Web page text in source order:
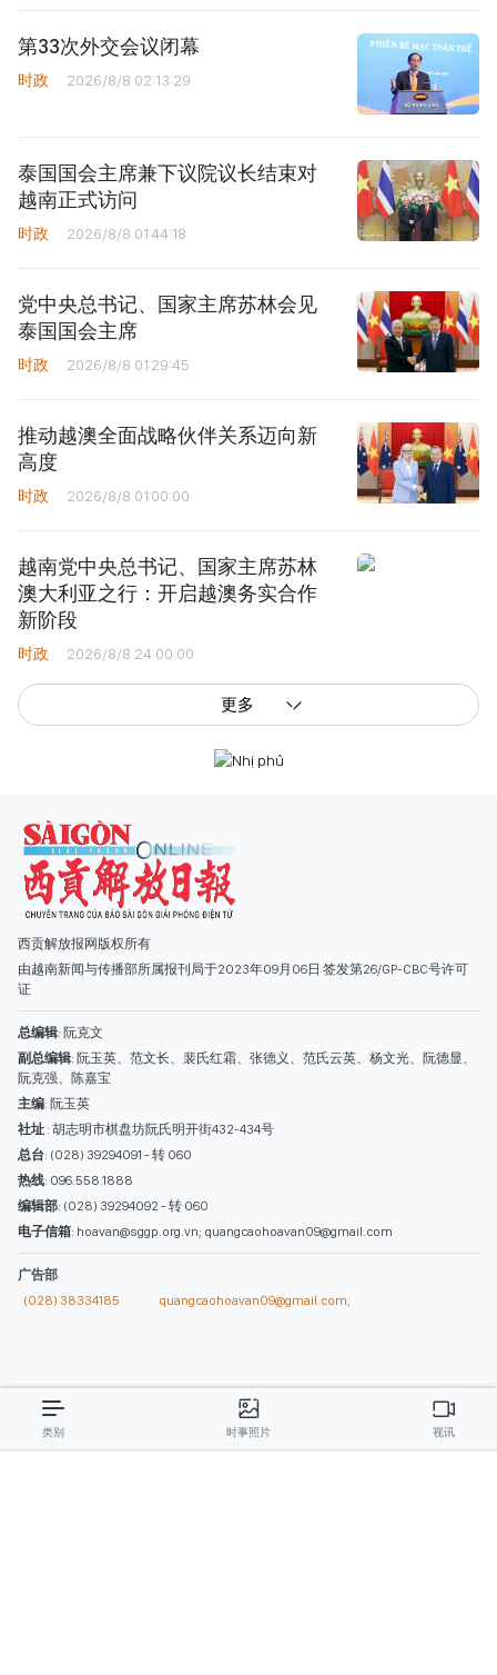
第33次外交会议闭幕
时政 2026/8/8 02:13:29
泰国国会主席兼下议院议长结束对
越南正式访问
时政 2026/8/8 01:44:18
党中央总书记、国家主席苏林会见
泰国国会主席
时政 2026/8/8 01:29:45
推动越澳全面战略伙伴关系迈向新
高度
时政 2026/8/8 01:00:00
越南党中央总书记、国家主席苏林
澳大利亚之行：开启越澳务实合作
新阶段
时政 2026/8/8 24:00:00
更多
西贡解放报网版权所有
由越南新闻与传播部所属报刊局于2023年09月06日 签发第26/GP-CBC号许可
证
总编辑: 阮克文
副总编辑: 阮玉英、范文长、裴氏红霜、张德义、范氏云英、杨文光、阮德显、
阮克强、陈嘉宝
主编: 阮玉英
社址 : 胡志明市棋盘坊阮氏明开街432-434号
总台: (028) 39294091 - 转 060
热线: 096.558.1888
编辑部: (028) 39294092 - 转 060
电子信箱: hoavan@sggp.org.vn; quangcaohoavan09@gmail.com
广告部
(028) 38334185
quangcaohoavan09@gmail.com;
类别 时事照片 视讯